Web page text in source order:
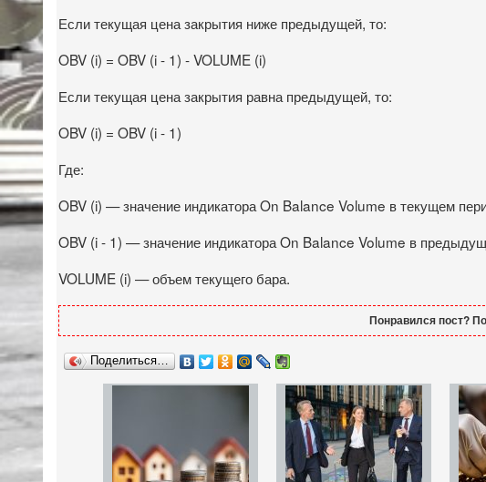
Если текущая цена закрытия ниже предыдущей, то:
OBV (i) = OBV (i - 1) - VOLUME (i)
Если текущая цена закрытия равна предыдущей, то:
OBV (i) = OBV (i - 1)
Где:
OBV (i) — значение индикатора On Balance Volume в текущем
OBV (i - 1) — значение индикатора On Balance Volume в
VOLUME (i) — объем текущего бара.
Понравился пост?
Поделиться…